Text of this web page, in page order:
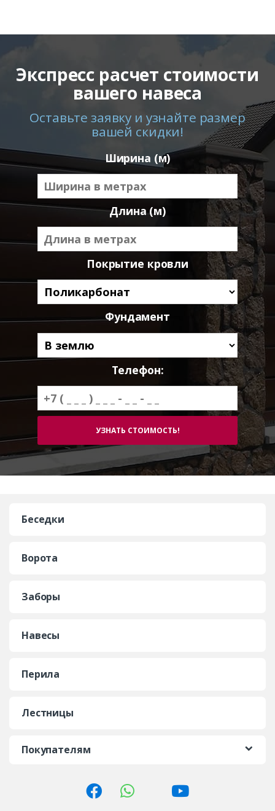
Экспресс расчет стоимости
вашего навеса
Оставьте заявку и узнайте размер
вашей скидки!
Ширина (м)
Длина (м)
Покрытие кровли
Фундамент
Телефон:
Беседки
Ворота
Заборы
Навесы
Перила
Лестницы
Покупателям